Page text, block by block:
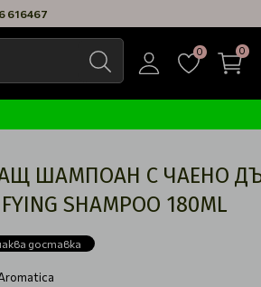
616467
0 0
ШАМПОАН С ЧАЕНО
SHAMPOO 180ML
доставка